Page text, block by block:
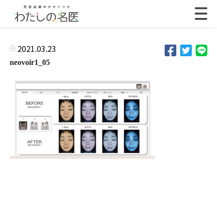
2021.03.23
neovoir1_05